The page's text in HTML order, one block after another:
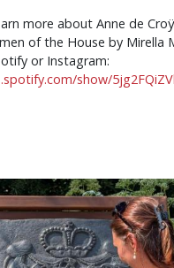
more about Anne de
of the House by Mirella
or Instagram:
show/